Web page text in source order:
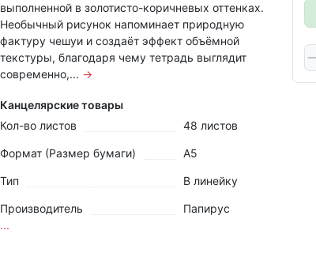
выполненной в золотисто-коричневых оттенках.
Необычный рисунок напоминает природную
фактуру чешуи и создаёт эффект объёмной
текстуры, благодаря чему тетрадь выглядит
современно,... →
Канцелярские товары
Кол-во листов
48 листов
Формат (Размер бумаги) А5
Тип В линейку
Производитель
Папирус
...